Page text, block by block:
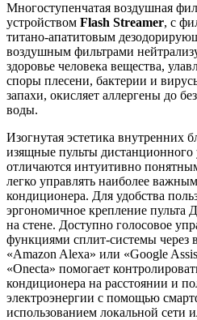
Многоступенчатая воздушная
устройством Flash Streamer, с
титано-апатитовым
воздушным фильтрами
здоровье человека вещества,
споры плесени, бактерии и
запахи, окисляет аллергены до
воды.
Изогнутая эстетика внутренних
изящные пульты
отличаются интуитивно
легко управлять наиболее
кондиционера. Для удобства
эргономичное крепление
на стене. Доступно голосовое
функциями сплит-системы через
«Amazon Alexa» или «Google
«Onecta» помогает
кондиционера на расстоянии и
электроэнергии с помощью
использованием локальной сети